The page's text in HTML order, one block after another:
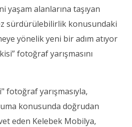
yaşam alanlarına taşıyan
sürdürülebilirlik konusundaki
yönelik yeni bir adım atıyor
fotoğraf yarışmasını
fotoğraf yarışmasıyla,
konusunda doğrudan
eden Kelebek Mobilya,